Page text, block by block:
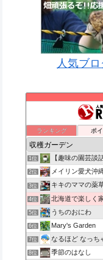
人気ブ
ランキング ポ
1位 【趣味の園芸談
2位 メイリン愛犬沖
3位 キキのママの薬
4位 北海道で楽しく
5位 うちのおにわ
6位 Mary's Garden
7位 なるほど なっち
8位 季節のはなし